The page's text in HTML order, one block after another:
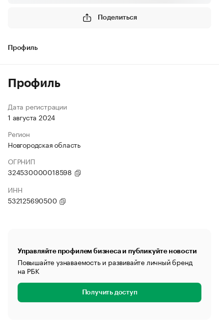
Поделиться
Профиль
Профиль
Дата регистрации
1 августа 2024
Регион
Новгородская область
ОГРНИП
324530000018598
ИНН
532125690500
Управляйте профилем бизнеса и публикуйте новости
Повышайте узнаваемость и развивайте личный бренд
на РБК
Получить доступ